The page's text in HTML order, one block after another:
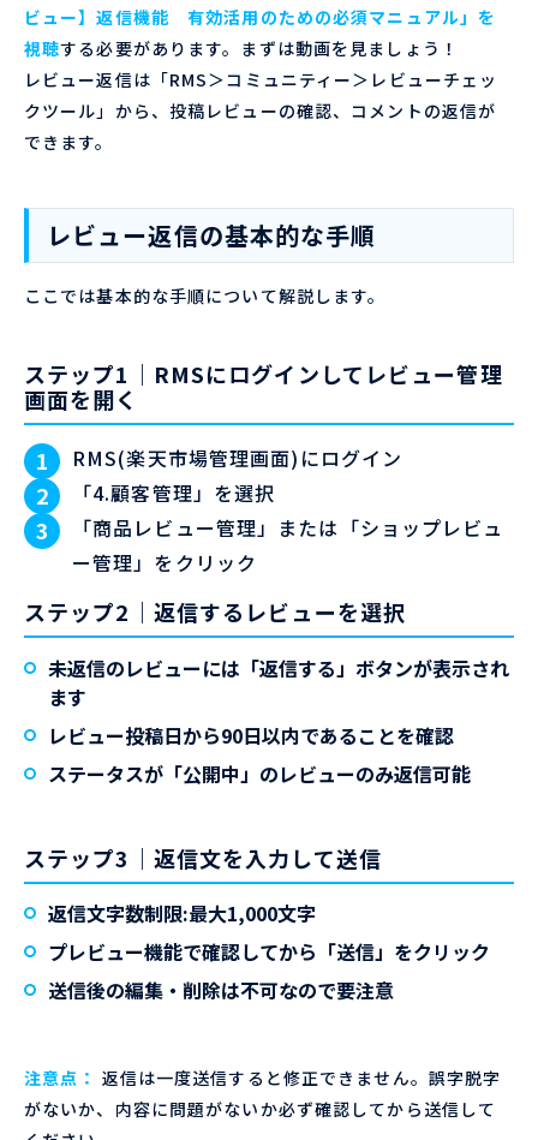
ビュー】返信機能 有効活用のための必須マニュアル」を
視聴する必要があります。まずは動画を見ましょう！
レビュー返信は「RMS＞コミュニティー＞レビューチェッ
クツール」から、投稿レビューの確認、コメントの返信が
できます。
レビュー返信の基本的な手順
ここでは基本的な手順について解説します。
ステップ1｜RMSにログインしてレビュー管理
画面を開く
RMS(楽天市場管理画面)にログイン
「4.顧客管理」を選択
「商品レビュー管理」または「ショップレビュ
ー管理」をクリック
ステップ2｜返信するレビューを選択
未返信のレビューには「返信する」ボタンが表示され
ます
レビュー投稿日から90日以内であることを確認
ステータスが「公開中」のレビューのみ返信可能
ステップ3｜返信文を入力して送信
返信文字数制限:最大1,000文字
プレビュー機能で確認してから「送信」をクリック
送信後の編集・削除は不可なので要注意
注意点： 返信は一度送信すると修正できません。誤字脱字
がないか、内容に問題がないか必ず確認してから送信して